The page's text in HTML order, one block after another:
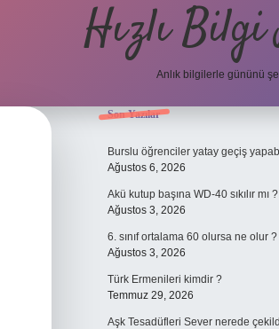
Hızlı Bilgi
Anlık bilgilerle gününü
Sidebar
Son Yazılar
Burslu öğrenciler yatay geçiş
Ağustos 6, 2026
Akü kutup başına WD-40 sıkılır mı ?
Ağustos 3, 2026
6. sınıf ortalama 60 olursa ne olur ?
Ağustos 3, 2026
Türk Ermenileri kimdir ?
Temmuz 29, 2026
Aşk Tesadüfleri Sever nerede